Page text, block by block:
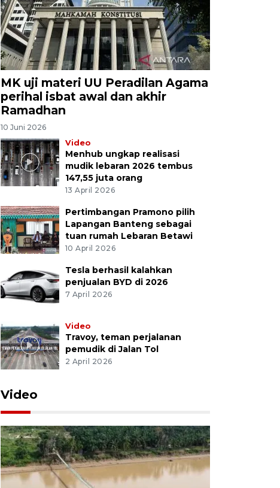
MK uji materi UU Peradilan Agama
perihal isbat awal dan akhir
Ramadhan
10 Juni 2026
Video
Menhub ungkap realisasi
mudik lebaran 2026 tembus
147,55 juta orang
13 April 2026
Pertimbangan Pramono pilih
Lapangan Banteng sebagai
tuan rumah Lebaran Betawi
10 April 2026
Tesla berhasil kalahkan
penjualan BYD di 2026
7 April 2026
Video
Travoy, teman perjalanan
pemudik di Jalan Tol
2 April 2026
Video